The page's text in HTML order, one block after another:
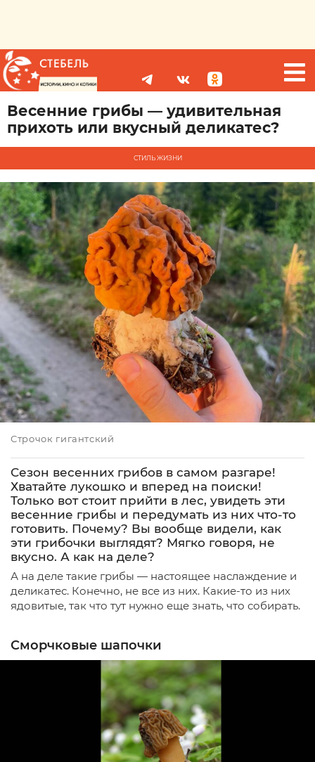
Весенние грибы — удивительная
прихоть или вкусный деликатес?
СТИЛЬ ЖИЗНИ
Строчок гигантский
Сезон весенних грибов в самом разгаре!
Хватайте лукошко и вперед на поиски!
Только вот стоит прийти в лес, увидеть эти
весенние грибы и передумать из них что-то
готовить. Почему? Вы вообще видели, как
эти грибочки выглядят? Мягко говоря, не
вкусно. А как на деле?
А на деле такие грибы — настоящее наслаждение и
деликатес. Конечно, не все из них. Какие-то из них
ядовитые, так что тут нужно еще знать, что собирать.
Сморчковые шапочки